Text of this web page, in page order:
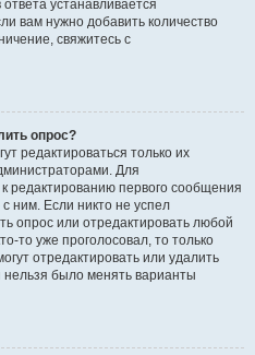
устанавливается
вам нужно добавить количество
свяжитесь с
опрос?
редактироваться только их
Для
редактированию первого сообщения
ним. Если никто не успел
опрос или отредактировать любой
то уже проголосовал, то только
отредактировать или удалить
нельзя было менять варианты